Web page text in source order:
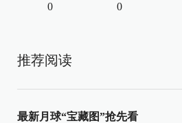
0 0
推荐阅读
最新月球“宝藏图”抢先看